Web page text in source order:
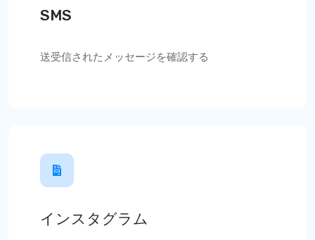
SMS
送受信されたメッセージを確認する
インスタグラム